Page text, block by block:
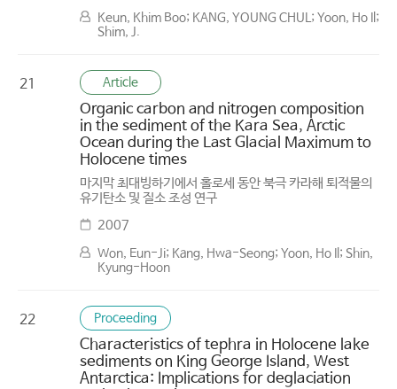
Keun, Khim Boo; KANG, YOUNG CHUL; Yoon, Ho Il;
Shim, J.
21 Article
Organic carbon and nitrogen composition
in the sediment of the Kara Sea, Arctic
Ocean during the Last Glacial Maximum to
Holocene times
마지막 최대빙하기에서 홀로세 동안 북극 카라해 퇴적물의
유기탄소 및 질소 조성 연구
2007
Won, Eun-Ji; Kang, Hwa-Seong; Yoon, Ho Il; Shin,
Kyung-Hoon
22 Proceeding
Characteristics of tephra in Holocene lake
sediments on King George Island, West
Antarctica: Implications for deglaciation